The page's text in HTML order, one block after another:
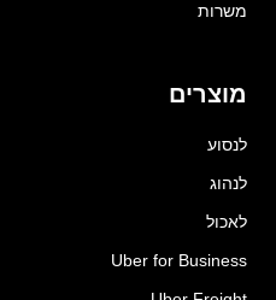
משרות
מוצרים
לנסוע
לנהוג
לאכול
Uber for Business